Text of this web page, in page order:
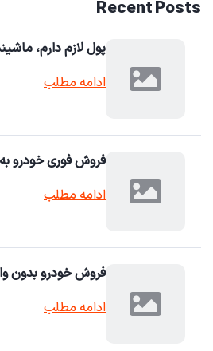
Recent Posts
پول لازم دارم،
ادامه مطلب
فروش فوری خودرو به
ادامه مطلب
فروش خودرو بدون
ادامه مطلب